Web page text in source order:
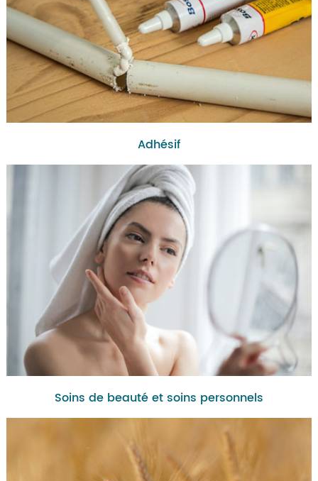
Adhésif
Soins de beauté et soins personnels